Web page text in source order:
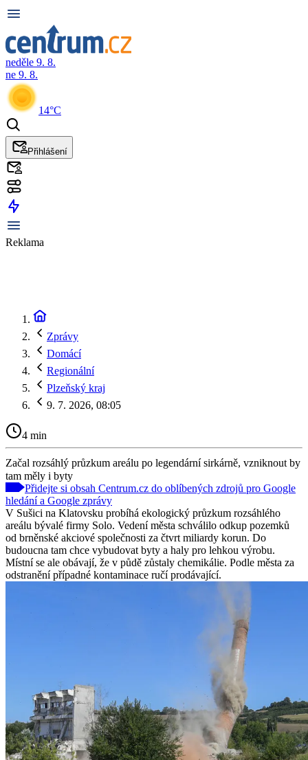
neděle 9. 8.
ne 9. 8.
14°C
Přihlášení
Reklama
Zprávy
Domácí
Regionální
Plzeňský kraj
9. 7. 2026, 08:05
4 min
Začal rozsáhlý průzkum areálu po legendární sirkárně, vzniknout by
tam měly i byty
Přidejte si obsah Centrum.cz do oblíbených zdrojů pro Google
hledání a Google zprávy
V Sušici na Klatovsku probíhá ekologický průzkum rozsáhlého
areálu bývalé firmy Solo. Vedení města schválilo odkup pozemků
od brněnské akciové společnosti za čtvrt miliardy korun. Do
budoucna tam chce vybudovat byty a haly pro lehkou výrobu.
Místní se ale obávají, že v půdě zůstaly chemikálie. Podle města za
odstranění případné kontaminace ručí prodávající.